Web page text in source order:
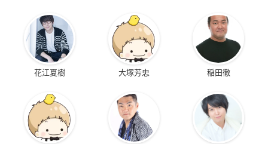
花江夏樹 大塚芳忠 稲田徹